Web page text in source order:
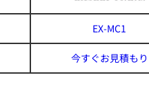
EX-MC1
今すぐお見積もり